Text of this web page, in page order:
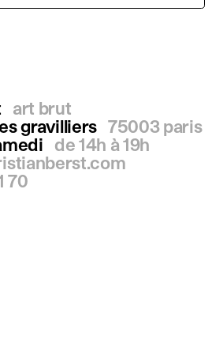
art brut
gravilliers 75003 paris
de 14h à 19h
70